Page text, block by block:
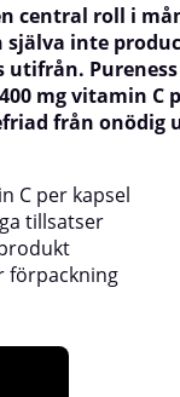
central roll i
inte
utifrån.
mg vitamin C
från onödig
C per kapsel
tillsatser
förpackning